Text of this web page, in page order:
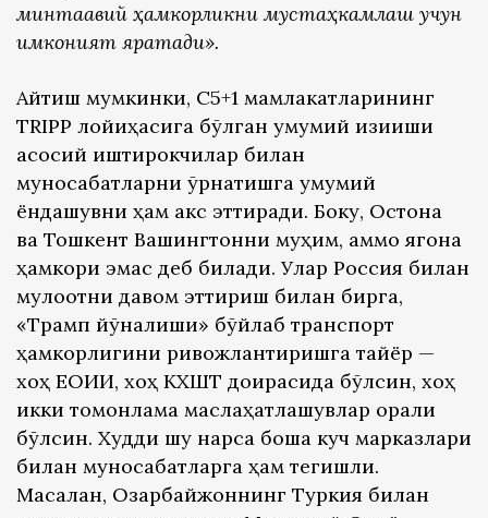
минтақавий ҳамкорликни мустаҳкамлаш учун
имконият яратади».
Айтиш мумкинки, C5+1 мамлакатларининг
TRIPP лойиҳасига бўлган умумий қизиқиши
асосий иштирокчилар билан
муносабатларни ўрнатишга умумий
ёндашувни ҳам акс эттиради. Боку, Остона
ва Тошкент Вашингтонни муҳим, аммо ягона
ҳамкори эмас деб билади. Улар Россия билан
мулоқотни давом эттириш билан бирга,
«Трамп йўналиши» бўйлаб транспорт
ҳамкорлигини ривожлантиришга тайёр —
хоҳ ЕОИИ, хоҳ КХШТ доирасида бўлсин, хоҳ
икки томонлама маслаҳатлашувлар орқали
бўлсин. Худди шу нарса бошқа куч марказлари
билан муносабатларга ҳам тегишли.
Масалан, Озарбайжоннинг Туркия билан